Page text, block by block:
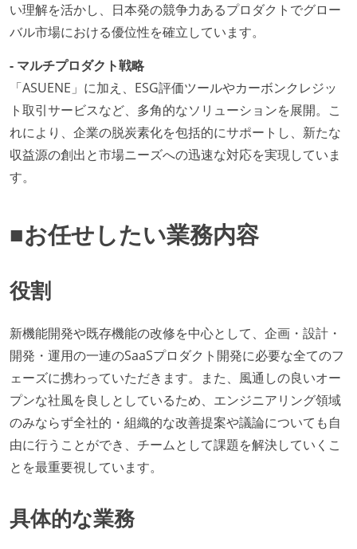
い理解を活かし、日本発の競争力あるプロダクトでグロー
バル市場における優位性を確立しています。
- マルチプロダクト戦略
「ASUENE」に加え、ESG評価ツールやカーボンクレジッ
ト取引サービスなど、多角的なソリューションを展開。こ
れにより、企業の脱炭素化を包括的にサポートし、新たな
収益源の創出と市場ニーズへの迅速な対応を実現していま
す。
■お任せしたい業務内容
役割
新機能開発や既存機能の改修を中心として、企画・設計・
開発・運用の一連のSaaSプロダクト開発に必要な全てのフ
ェーズに携わっていただきます。また、風通しの良いオー
プンな社風を良しとしているため、エンジニアリング領域
のみならず全社的・組織的な改善提案や議論についても自
由に行うことができ、チームとして課題を解決していくこ
とを最重要視しています。
具体的な業務